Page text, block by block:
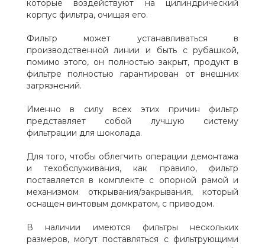
которые воздействуют на цилиндрический
корпус фильтра, очищая его.
Фильтр может устанавливаться в
производственной линии и быть с рубашкой,
помимо этого, он полностью закрыт, продукт в
фильтре полностью гарантирован от внешних
загрязнений.
Именно в силу всех этих причин фильтр
представляет собой лучшую систему
фильтрации для шоколада.
Для того, чтобы облегчить операции демонтажа
и техобслуживания, как правило, фильтр
поставляется в комплекте с опорной рамой и
механизмом открывания/закрывания, который
оснащен винтовым домкратом, с приводом.
В наличии имеются фильтры нескольких
размеров, могут поставляться с фильтрующими